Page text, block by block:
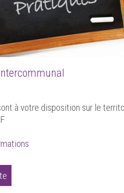
à votre disposition sur le